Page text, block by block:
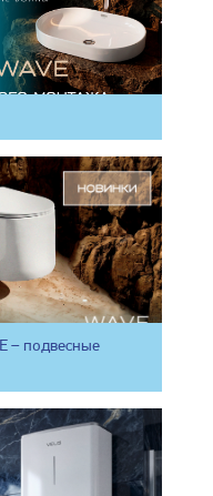
– подвесные